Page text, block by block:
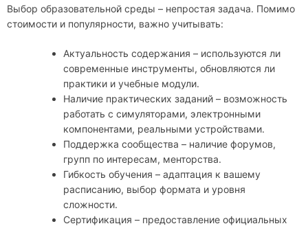
Выбор образовательной среды – непростая задача. Помимо
стоимости и популярности, важно учитывать:
Актуальность содержания – используются ли
современные инструменты, обновляются ли
практики и учебные модули.
Наличие практических заданий – возможность
работать с симуляторами, электронными
компонентами, реальными устройствами.
Поддержка сообщества – наличие форумов,
групп по интересам, менторства.
Гибкость обучения – адаптация к вашему
расписанию, выбор формата и уровня
сложности.
Сертификация – предоставление официальных